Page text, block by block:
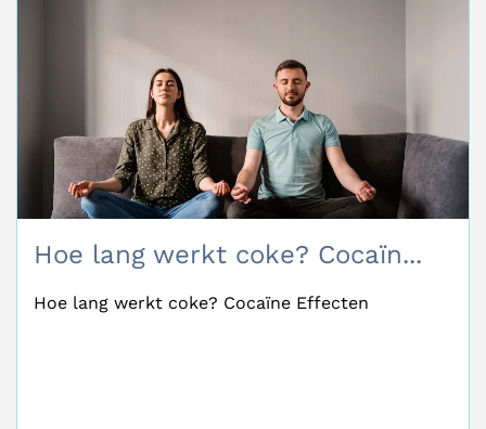
Hoe lang werkt coke? Cocaïn...
Hoe lang werkt coke? Cocaïne Effecten